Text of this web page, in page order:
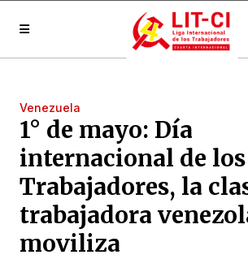
Venezuela
1° de mayo: Día
internacional de los
Trabajadores, la
trabajadora
moviliza